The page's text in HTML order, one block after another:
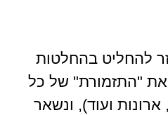
להחליט בהחלטות
את "התזמורת" של כל
ועוד), ונשאר